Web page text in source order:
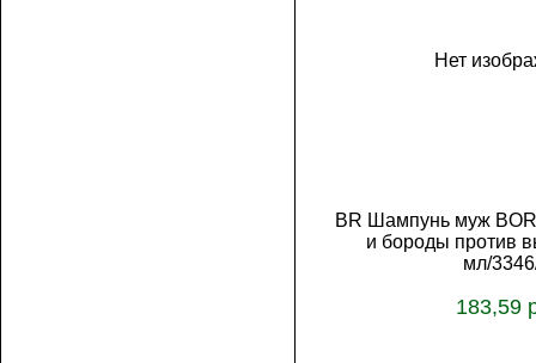
Нет
BR Шампунь муж
и бороды против
мл/
183,59
В